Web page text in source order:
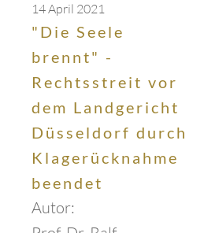
14 April 2021
"Die Seele
brennt" -
Rechtsstreit vor
dem Landgericht
Düsseldorf durch
Klagerücknahme
beendet
Autor: